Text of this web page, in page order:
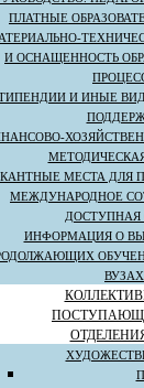
ПЛАТНЫЕ
И ОСНАЩЕННОСТЬ
И ИНЫЕ
МЕСТА ДЛЯ
МЕЖДУНАРОДНОЕ
ДОСТУПНАЯ
ИНФОРМАЦИЯ О
ВУЗАХ